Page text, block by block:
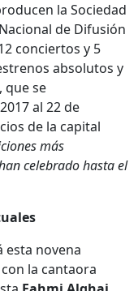
la Sociedad
de Difusión
conciertos y 5
absolutos y
que se
al 22 de
de la capital
más
celebrado hasta el
esta novena
la cantaora